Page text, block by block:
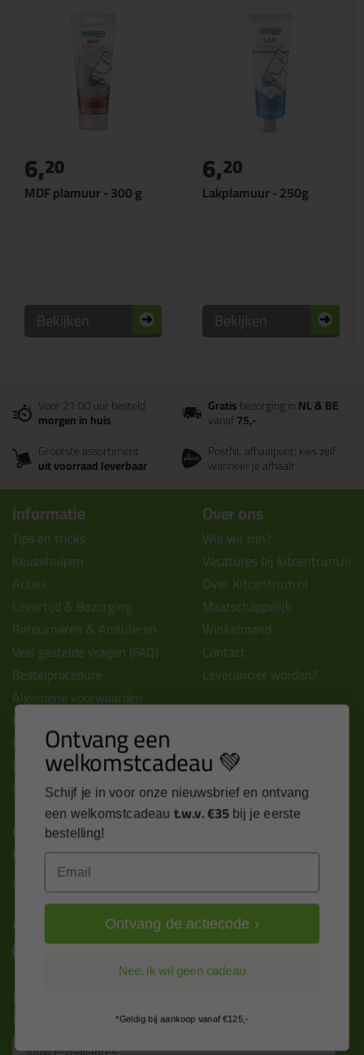
MDF plamuur - 300 g
6,20
Bekijken
Lakplamuur - 250g
6,20
Bekijken
Voor 21:00 uur besteld
morgen in huis
Gratisbezorging inNL & BE
vanaf75,-
Grootste assortiment
uit voorraad leverbaar
PostNL afhaalpunt: kies zelf
wanneer je afhaalt
Informatie
Tips en tricks
Keuzehulpen
Acties
Levertijd & Bezorging
Retourneren & Annuleren
Veel gestelde vragen (FAQ)
Bestelprocedure
Algemene voorwaarden
Kitcentrum berichten
Cookies & privacy verklaring
Disclaimer
Kit cursus volgen
Over ons
Wie wij zijn?
Vacatures bij kitcentrum.nl
Over Kitcentrum.nl
Maatschappelijk
Winkelmand
Contact
Leverancier worden?
Contact
Kitcentrum B.V.
Alle contactgegevens >
Altijd op de hoogte blijven?
Nieuws, tips en exclusieve deals rechtstreeks in je
inbox
Email
Ontvang een
welkomstcadeau 💚
Schijf je in voor onze nieuwsbrief en ontvang
een welkomstcadeau t.w.v. €35 bij je eerste
bestelling!
Ontvang de actiecode ›
Nee, ik wil geen cadeau
*Geldig bij aankoop vanaf €125,-